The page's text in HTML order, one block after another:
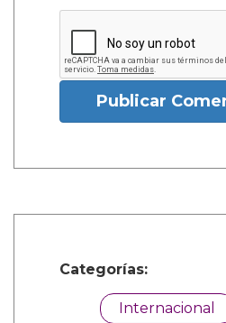
Publicar
Categorías:
Internacional